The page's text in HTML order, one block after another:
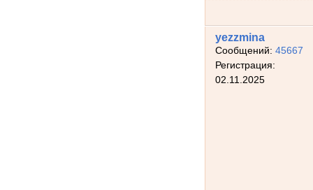
yezzmina
Сообщений:45667
Регистрация:
02.11.2025